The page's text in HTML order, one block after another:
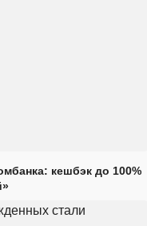
кешбэк до 100%